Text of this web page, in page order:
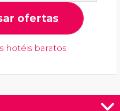
ofertas
hotéis baratos